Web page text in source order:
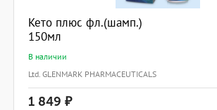
Кето плюс фл.(шамп.)
150мл
В наличии
Ltd. GLENMARK PHARMACEUTICALS
1 849